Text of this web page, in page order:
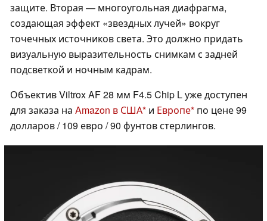
защите. Вторая — многоугольная диафрагма,
создающая эффект «звездных лучей» вокруг
точечных источников света. Это должно придать
визуальную выразительность снимкам с задней
подсветкой и ночным кадрам.
Объектив Viltrox AF 28 мм F4.5 Chip L уже доступен
для заказа на Amazon в США и Европе по цене 99
долларов / 109 евро / 90 фунтов стерлингов.